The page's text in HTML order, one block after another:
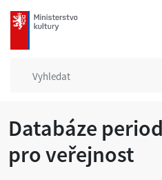
mkcr.cz
Databáze
pro veřejnost